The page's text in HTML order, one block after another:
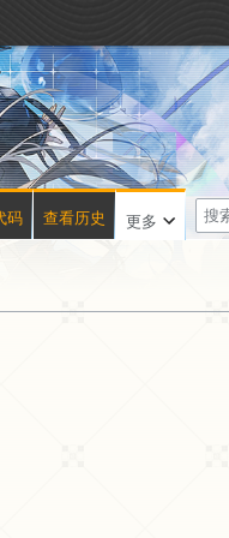
码 查看历史 更多
搜
索